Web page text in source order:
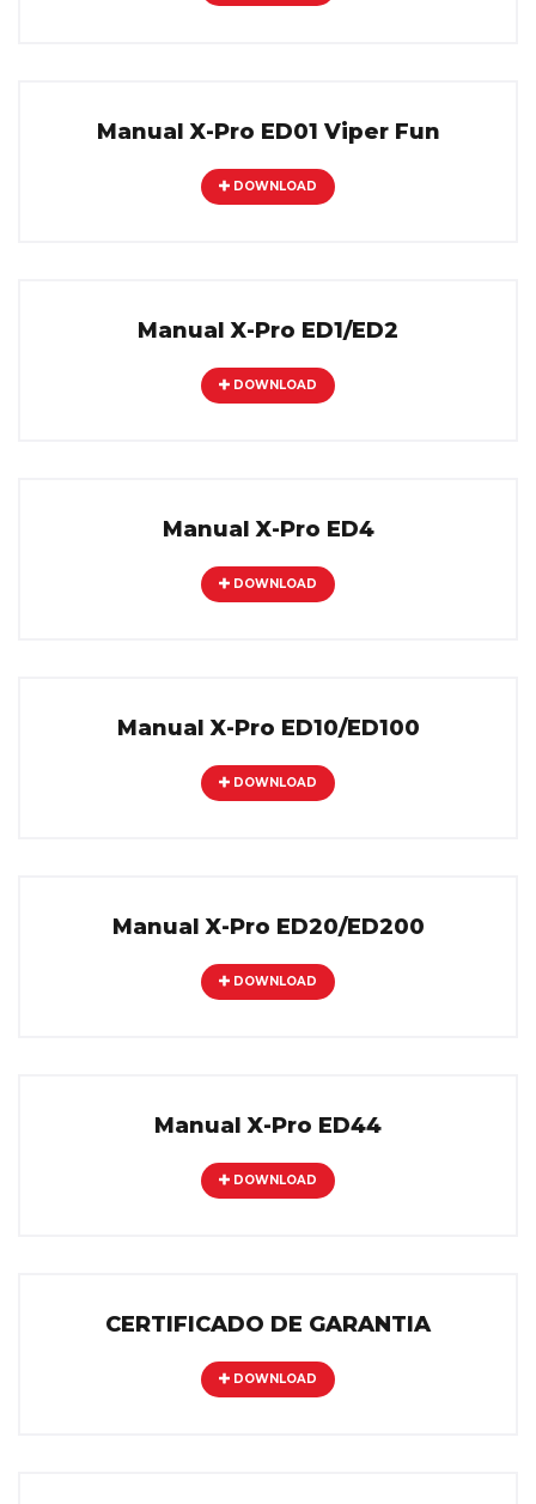
Manual X-Pro ED01 Viper Fun
DOWNLOAD
Manual X-Pro ED1/ED2
DOWNLOAD
Manual X-Pro ED4
DOWNLOAD
Manual X-Pro ED10/ED100
DOWNLOAD
Manual X-Pro ED20/ED200
DOWNLOAD
Manual X-Pro ED44
DOWNLOAD
CERTIFICADO DE GARANTIA
DOWNLOAD